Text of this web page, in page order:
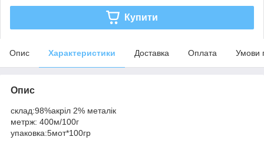
Купити
Опис Характеристики Доставка Оплата Умови
Опис
склад:98%акріл 2% металік
метрж: 400м/100г
упаковка:5мот*100гр